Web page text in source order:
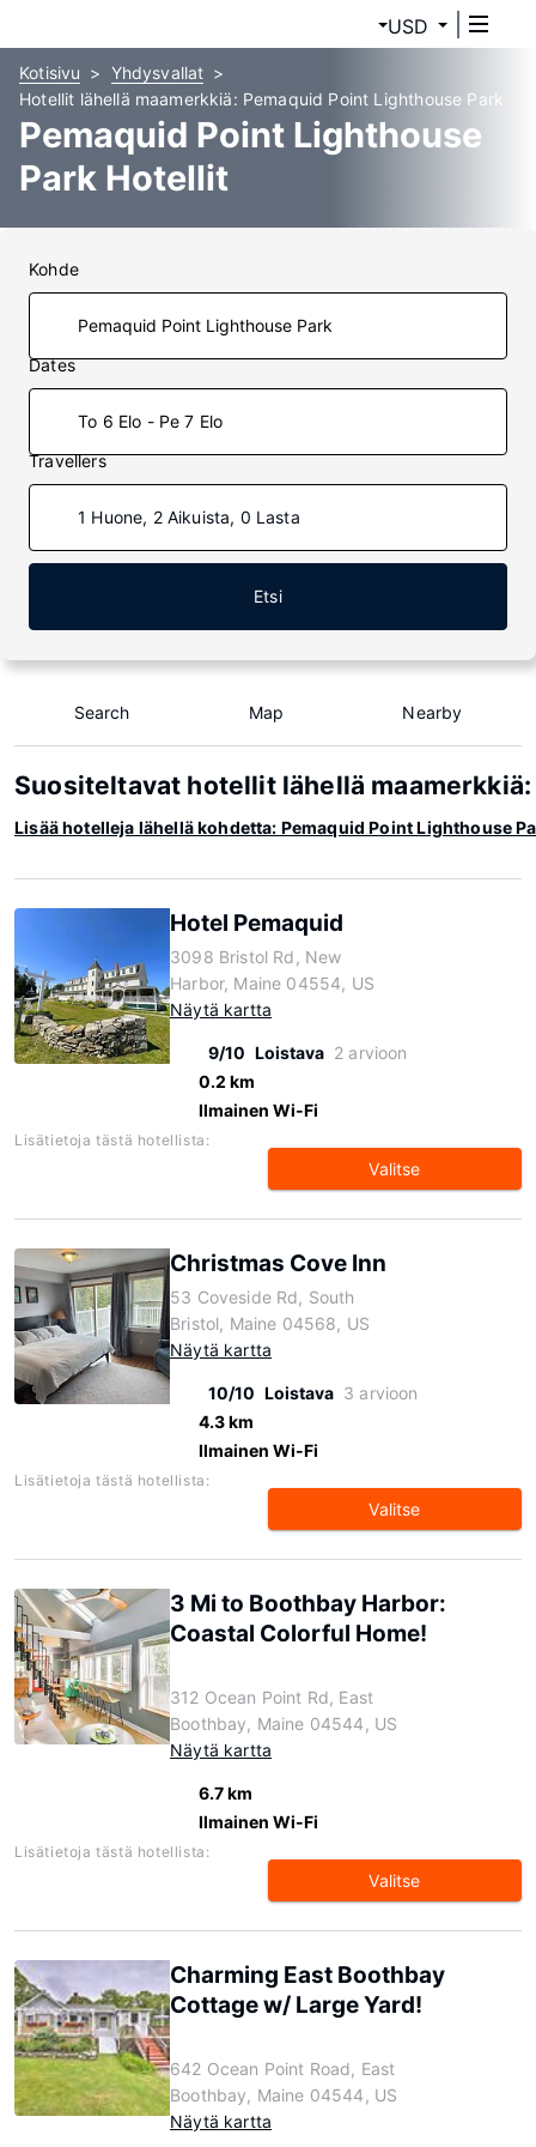
USD
Kotisivu
Yhdysvallat
Hotellit lähellä maamerkkiä: Pemaquid Point Lighthouse Park
Pemaquid Point Lighthouse
Park Hotellit
Kohde
Dates
To 6 Elo - Pe 7 Elo
Travellers
1 Huone, 2 Aikuista, 0 Lasta
Etsi
Search Map Nearby
Suositeltavat hotellit lähellä
Lisää hotelleja lähellä kohdetta: Pemaquid Point Lighthouse
Hotel Pemaquid
3098 Bristol Rd, New
Harbor, Maine 04554, US
Näytä kartta
9/10 Loistava 2 arvioon
0.2 km
Ilmainen Wi-Fi
Lisätietoja tästä hotellista:
Valitse
Christmas Cove Inn
53 Coveside Rd, South
Bristol, Maine 04568, US
Näytä kartta
10/10 Loistava 3 arvioon
4.3 km
Ilmainen Wi-Fi
Lisätietoja tästä hotellista:
Valitse
3 Mi to Boothbay Harbor:
Coastal Colorful Home!
312 Ocean Point Rd, East
Boothbay, Maine 04544, US
Näytä kartta
6.7 km
Ilmainen Wi-Fi
Lisätietoja tästä hotellista:
Valitse
Charming East Boothbay
Cottage w/ Large Yard!
642 Ocean Point Road, East
Boothbay, Maine 04544, US
Näytä kartta